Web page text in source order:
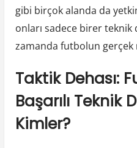
gibi birçok alanda da
onları sadece birer teknik
zamanda futbolun
Taktik Dehası:
Başarılı Teknik
Kimler?